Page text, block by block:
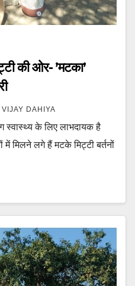
की ओर- ’मटका’
VIJAY DAHIYA
स्वास्थ्य के लिए लाभदायक है
मिलने लगे हैं मटके मिट्टी बर्तनों